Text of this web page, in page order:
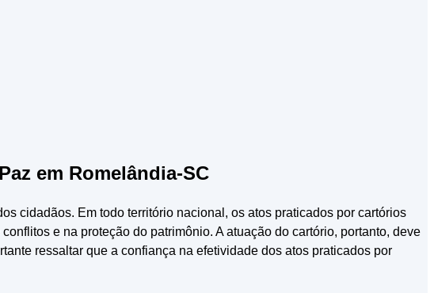
em Romelândia-SC
cidadãos. Em todo território nacional, os atos praticados por cartórios
e na proteção do patrimônio. A atuação do cartório, portanto, deve
ressaltar que a confiança na efetividade dos atos praticados por